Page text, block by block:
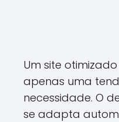
Um site
apenas uma
necessidade. O
se adapta